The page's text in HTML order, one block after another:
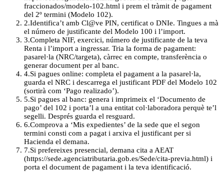
fraccionados/modelo-102.html i prem el tràmit de pagament
del 2º termini (Modelo 102).
2.Identifica’t amb Cl@ve PIN, certificat o DNIe. Tingues a mà
el número de justificante del Modelo 100 i l’import.
3.Completa NIF, exercici, número de justificante de la teva
Renta i l’import a ingressar. Tria la forma de pagament:
pasarel·la (NRC/targeta), càrrec en compte, transferència o
generar document per al banc.
4.Si pagues online: completa el pagament a la pasarel·la,
guarda el NRC i descarrega el justificant PDF del Modelo 102
(sortirà com ‘Pago realizado’).
5.Si pagues al banc: genera i imprimeix el ‘Documento de
pago’ del 102 i porta’l a una entitat col·laboradora perquè te’l
segelli. Després guarda el resguard.
6.Comprova a ‘Mis expedientes’ de la sede que el segon
termini consti com a pagat i arxiva el justificant per si
Hacienda el demana.
7.Si prefereixes presencial, demana cita a AEAT
(https://sede.agenciatributaria.gob.es/Sede/cita-previa.html) i
porta el document de pagament i la teva identificació.